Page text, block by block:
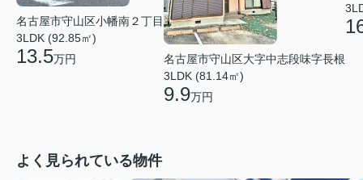
名古屋市守山区小幡南２丁目
3LDK (92.85㎡)
13.5万円
名古屋市守山区大字中志段味字長根
3LDK (81.14㎡)
9.9万円
よく見られている物件